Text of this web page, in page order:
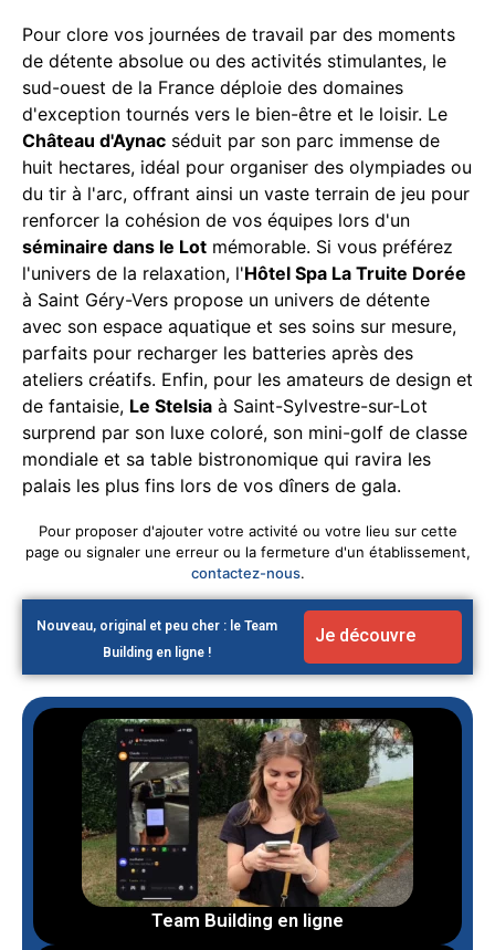
Pour clore vos journées de travail par des moments
de détente absolue ou des activités stimulantes, le
sud-ouest de la France déploie des domaines
d'exception tournés vers le bien-être et le loisir. Le
Château d'Aynac séduit par son parc immense de
huit hectares, idéal pour organiser des olympiades ou
du tir à l'arc, offrant ainsi un vaste terrain de jeu pour
renforcer la cohésion de vos équipes lors d'un
séminaire dans le Lot mémorable. Si vous préférez
l'univers de la relaxation, l'Hôtel Spa La Truite Dorée
à Saint Géry-Vers propose un univers de détente
avec son espace aquatique et ses soins sur mesure,
parfaits pour recharger les batteries après des
ateliers créatifs. Enfin, pour les amateurs de design et
de fantaisie, Le Stelsia à Saint-Sylvestre-sur-Lot
surprend par son luxe coloré, son mini-golf de classe
mondiale et sa table bistronomique qui ravira les
palais les plus fins lors de vos dîners de gala.
Pour proposer d'ajouter votre activité ou votre lieu sur cette
page ou signaler une erreur ou la fermeture d'un établissement,
contactez-nous.
Nouveau, original et peu cher : le Team
Building en ligne !
Je découvre
Team Building en ligne